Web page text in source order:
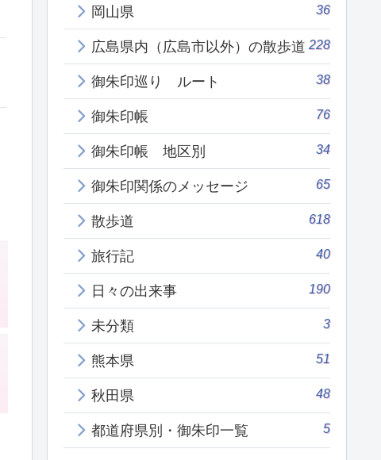
岡山県 36
広島県内（広島市以外）の散歩道 228
御朱印巡り ルート 38
御朱印帳 76
御朱印帳 地区別 34
御朱印関係のメッセージ 65
散歩道 618
旅行記 40
日々の出来事 190
未分類 3
熊本県 51
秋田県 48
都道府県別・御朱印一覧 5